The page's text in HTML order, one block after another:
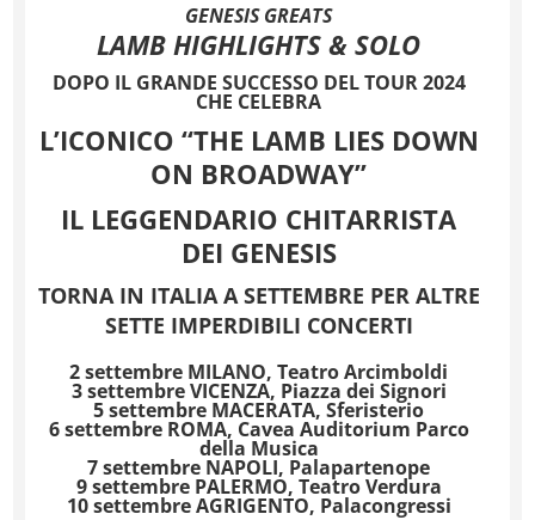
GENESIS GREATS
LAMB HIGHLIGHTS & SOLO
DOPO IL GRANDE SUCCESSO DEL TOUR 2024
CHE CELEBRA
L’ICONICO “THE LAMB LIES DOWN
ON BROADWAY”
IL LEGGENDARIO CHITARRISTA
DEI GENESIS
TORNA IN ITALIA A SETTEMBRE PER ALTRE
SETTE IMPERDIBILI CONCERTI
2 settembre MILANO, Teatro Arcimboldi
3 settembre VICENZA, Piazza dei Signori
5 settembre MACERATA, Sferisterio
6 settembre ROMA, Cavea Auditorium Parco
della Musica
7 settembre NAPOLI, Palapartenope
9 settembre PALERMO, Teatro Verdura
10 settembre AGRIGENTO, Palacongressi